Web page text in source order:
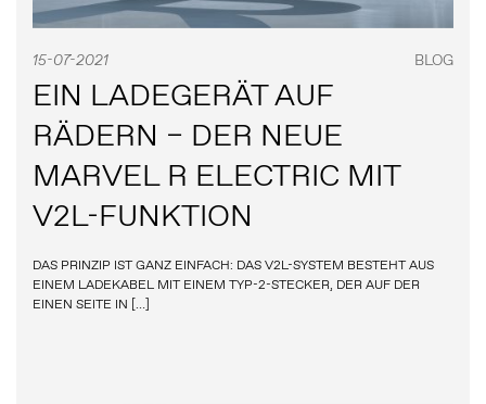
15-07-2021 BLOG
EIN LADEGERÄT AUF
RÄDERN – DER NEUE
MARVEL R ELECTRIC MIT
V2L-FUNKTION
DAS PRINZIP IST GANZ EINFACH: DAS V2L-SYSTEM BESTEHT AUS
EINEM LADEKABEL MIT EINEM TYP-2-STECKER, DER AUF DER
EINEN SEITE IN […]